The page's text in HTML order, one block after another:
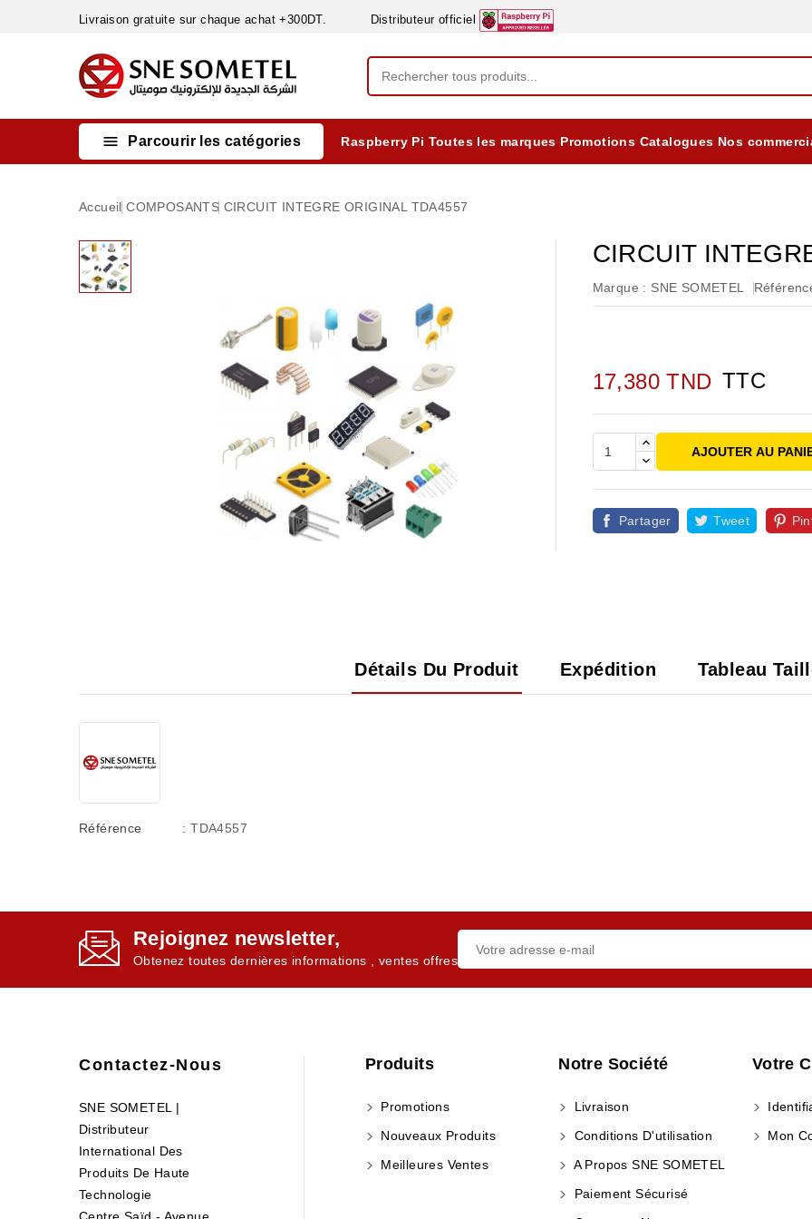
Livraison gratuite sur chaque achat +300DT. Distributeur officiel
 Parcourir les catégories Raspberry Pi Toutes les marques Promotions Catalogues Nos
Accueil COMPOSANTS CIRCUIT INTEGRE ORIGINAL TDA4557
CIRCUIT
Marque : SNE SOMETEL
17,380 TND TTC
AJOUTER AU
Partager Tweet
Détails Du Produit Expédition Tableau
Référence : TDA4557
Rejoignez newsletter,
Obtenez toutes dernières informations , ventes offres
Contactez-Nous
SNE SOMETEL |
Distributeur
International Des
Produits De Haute
Technologie
Produits
Promotions
Nouveaux Produits
Meilleures Ventes
Notre Société
Livraison
Conditions D'utilisation
A Propos SNE SOMETEL
Paiement Sécurisé
Votre
Mon